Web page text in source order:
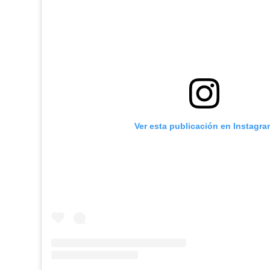
Ver esta publicación en